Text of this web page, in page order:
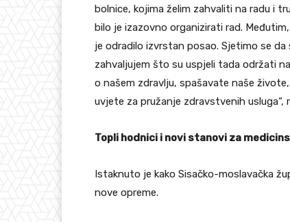
bolnice, kojima želim zahvaliti na radu i
bilo je izazovno organizirati rad.
je odradilo izvrstan posao. Sjetimo se
zahvaljujem što su uspjeli tada održati
o našem zdravlju, spašavate naše
uvjete za pružanje zdravstvenih usluga“,
Topli hodnici i novi stanovi za
Istaknuto je kako Sisačko-moslavačka
nove opreme.